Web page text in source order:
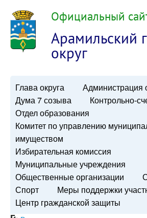
Официальный
Арамильский
округ
Глава округа
Администрация
Дума 7 созыва
Контрольно-
Отдел образования
Комитет по управлению
имуществом
Избирательная комиссия
Муниципальные учреждения
Общественные организации
Спорт
Меры поддержки
Центр гражданской защиты